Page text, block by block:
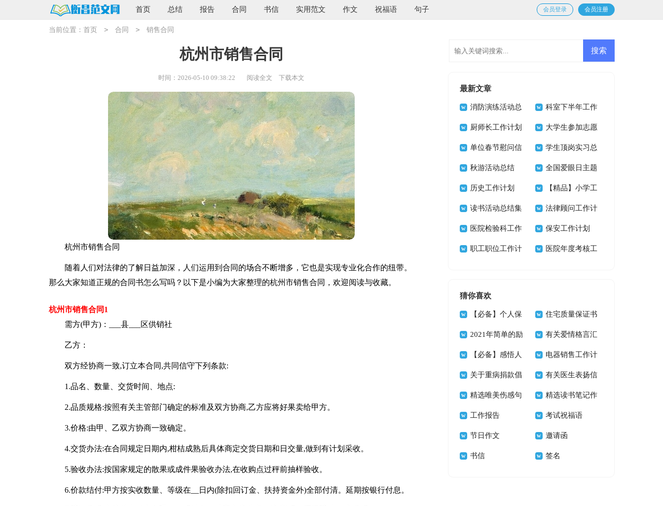
首页 总结 报告 合同 书信 实用范文 作文 祝福语 句子 会员登录 会员注册
当前位置： 首页 > 合同 > 销售合同
杭州市销售合同
时间：2026-05-10 09:38:22 阅读全文 下载本文
杭州市销售合同
随着人们对法律的了解日益加深，人们运用到合同的场合不断增多，它也是实现专业化合作的纽带。
那么大家知道正规的合同书怎么写吗？以下是小编为大家整理的杭州市销售合同，欢迎阅读与收藏。
杭州市销售合同1
需方(甲方)：___县___区供销社
乙方：
双方经协商一致,订立本合同,共同信守下列条款:
1.品名、数量、交货时间、地点:
2.品质规格:按照有关主管部门确定的标准及双方协商,乙方应将好果卖给甲方。
3.价格:由甲、乙双方协商一致确定。
4.交货办法:在合同规定日期内,柑桔成熟后具体商定交货日期和日交量,做到有计划采收。
5.验收办法:按国家规定的散果或成件果验收办法,在收购点过秤前抽样验收。
6.价款结付:甲方按实收数量、等级在__日内(除扣回订金、扶持资金外)全部付清。延期按银行付息。
最新文章
消防演练活动总
结(15篇)
科室下半年工作
计划
厨师长工作计划 大学生参加志愿
者活动总结
单位春节慰问信 学生顶岗实习总
结15篇
秋游活动总结 全国爱眼日主题
活动总结
历史工作计划 【精品】小学工
作计划模板9篇
读书活动总结集
锦15篇
法律顾问工作计
划
医院检验科工作
计划15篇
保安工作计划
职工职位工作计 医院年度考核工
猜你喜欢
【必备】个人保
证书三篇
住宅质量保证书
九篇
2021年简单的励
志座右铭锦集67句
有关爱情格言汇
总74句
【必备】感悟人
生的格言合集60句
电器销售工作计
划
关于重病捐款倡
议书集锦6篇
有关医生表扬信
四篇
精选唯美伤感句
子45条
精选读书笔记作
文三篇
工作报告 考试祝福语
节日作文 邀请函
书信 签名